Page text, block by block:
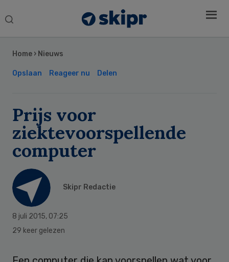
Search
Home › Nieuws
Opslaan Reageer nu Delen
Prijs voor
ziektevoorspellende
computer
Skipr Redactie
8 juli 2015, 07:25
29 keer gelezen
Sidebar